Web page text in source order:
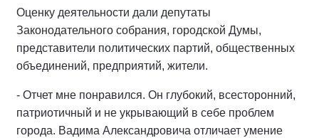
Оценку деятельности дали депутаты
Законодательного собрания, городской Думы,
представители политических партий, общественных
объединений, предприятий, жители.
- Отчет мне понравился. Он глубокий, всесторонний,
патриотичный и не укрывающий в себе проблем
города. Вадима Александровича отличает умение